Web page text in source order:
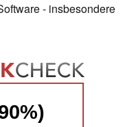
- insbesondere